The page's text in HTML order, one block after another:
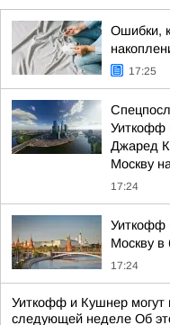
Ошибки,
17:25
Уиткофф
Джаред
Москву
17:24
Уиткофф
Москву
17:24
Уиткофф и Кушнер могут
следующей неделе Об